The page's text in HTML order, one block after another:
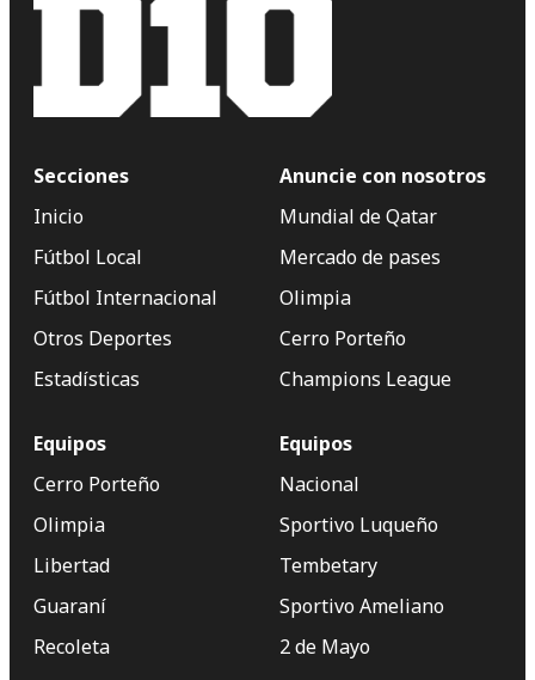
Secciones
Inicio
Fútbol Local
Fútbol Internacional
Otros Deportes
Estadísticas
Anuncie con nosotros
Mundial de Qatar
Mercado de pases
Olimpia
Cerro Porteño
Champions League
Equipos
Cerro Porteño
Olimpia
Libertad
Guaraní
Recoleta
Equipos
Nacional
Sportivo Luqueño
Tembetary
Sportivo Ameliano
2 de Mayo